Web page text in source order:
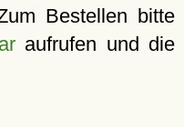
Bestellen bitte
aufrufen und die